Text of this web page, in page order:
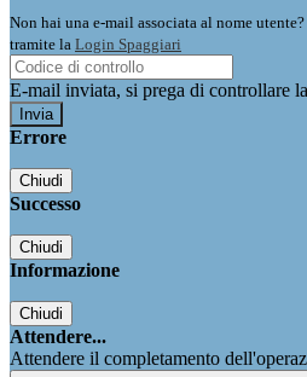
Non hai una e-mail associata al nome
tramite la Login Spaggiari
E-mail inviata, si prega di controllare
Errore
Chiudi
Successo
Chiudi
Informazione
Chiudi
Attendere...
Attendere il completamento